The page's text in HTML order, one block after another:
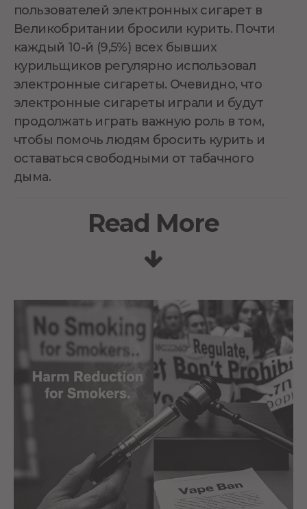
пользователей электронных сигарет в
Великобритании бросили курить. Почти
каждый 10-й (9,5%) всех бывших
курильщиков регулярно использовал
электронные сигареты. Очевидно, что
электронные сигареты играли и будут
продолжать играть важную роль в том,
чтобы помочь людям бросить курить и
оставаться свободными от табачного
дыма.
Read More